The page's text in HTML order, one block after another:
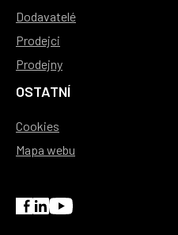
Dodavatelé
Prodejci
Prodejny
OSTATNÍ
Cookies
Mapa webu